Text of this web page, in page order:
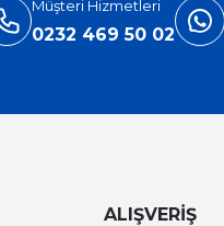
Müşteri Hizmetleri
0232 469 50 02
ALIŞVERİŞ